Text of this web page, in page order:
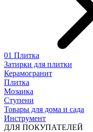
01 Плитка
Затирки для плитки
Керамогранит
Плитка
Мозаика
Ступени
Товары для дома и сада
Инструмент
ДЛЯ ПОКУПАТЕЛЕЙ